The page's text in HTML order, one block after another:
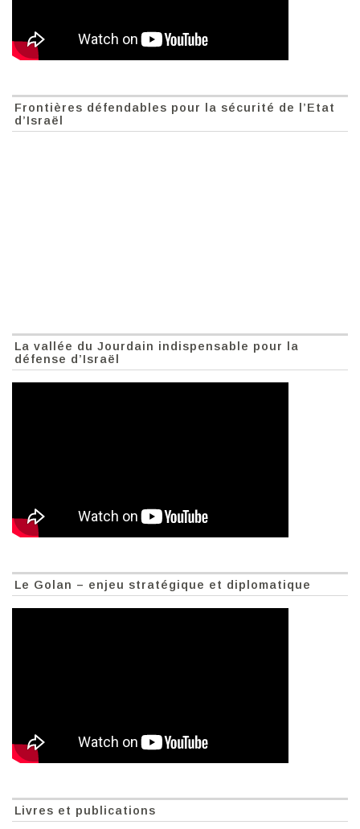
Frontières défendables pour la sécurité de l’Etat
d’Israël
La vallée du Jourdain indispensable pour la
défense d’Israël
Le Golan – enjeu stratégique et diplomatique
Livres et publications